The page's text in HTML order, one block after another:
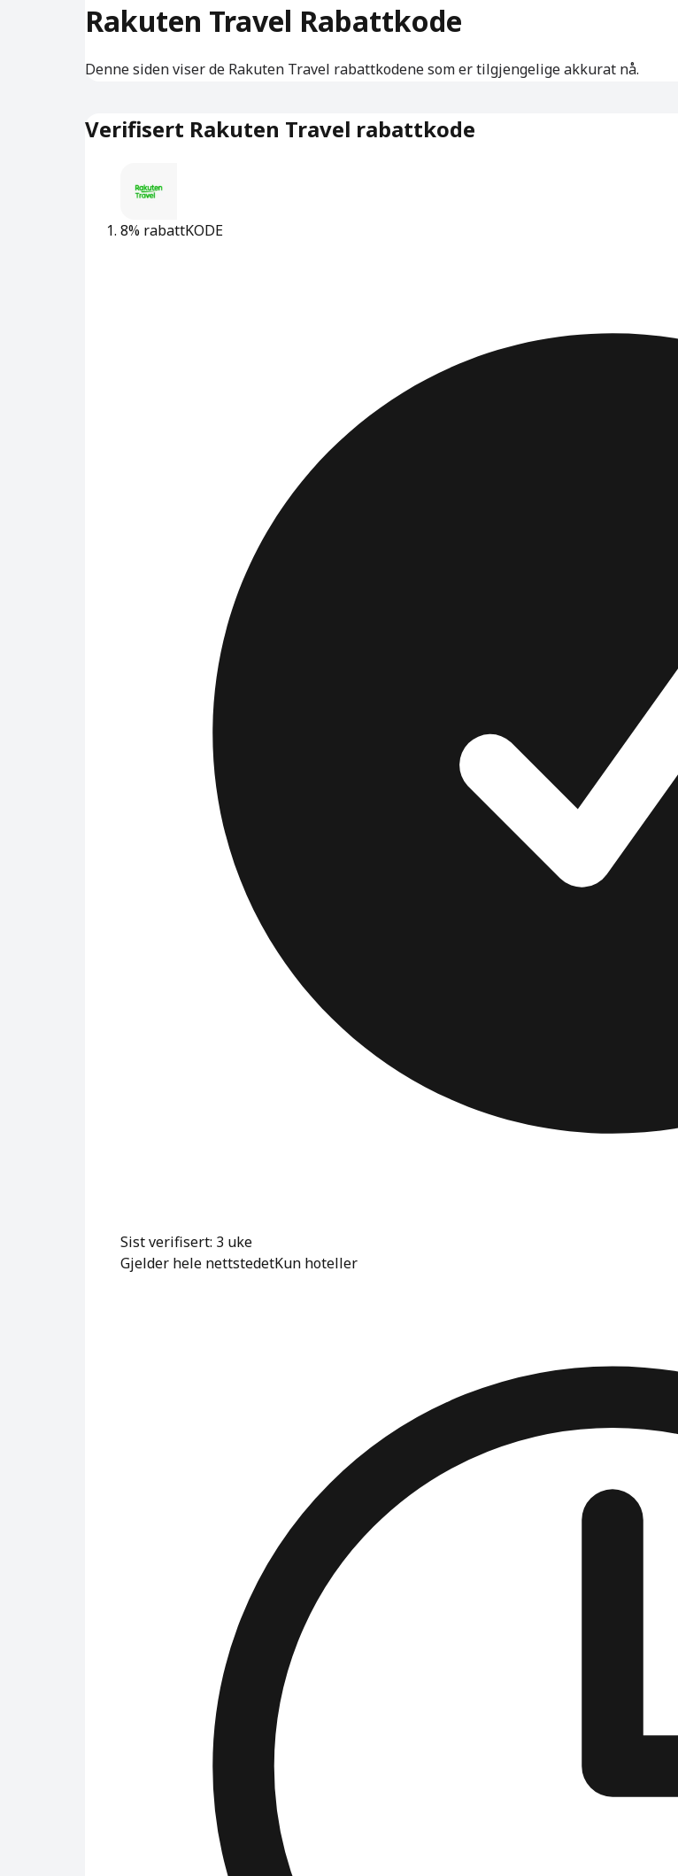
Rakuten Travel Rabattkode
Denne siden viser de Rakuten Travel rabattkodene som er tilgjengelige akkurat nå.
Verifisert Rakuten Travel rabattkode
8% rabattKODE
Sist verifisert: 3 uke
Gjelder hele nettstedetKun hoteller